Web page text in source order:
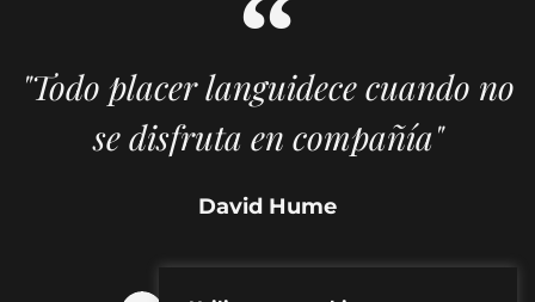
"Todo placer languidece cuando no
se disfruta en compañía"
David Hume